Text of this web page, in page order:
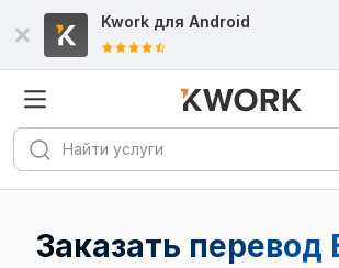
Kwork для Android
Заказать перевод